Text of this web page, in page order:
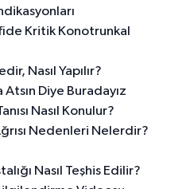
Kritik Konotrunkal
Nasıl Yapılır?
Diye Buradayız
Nasıl Konulur?
Nedenleri Nelerdir?
Nasıl Teşhis Edilir?